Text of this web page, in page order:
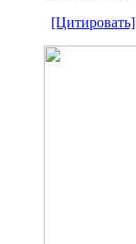
[Цитировать]